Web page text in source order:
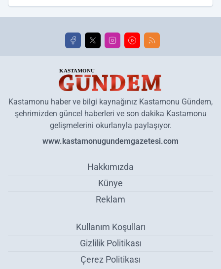
Kastamonu haber ve bilgi kaynağınız Kastamonu Gündem,
şehrimizden güncel haberleri ve son dakika Kastamonu
gelişmelerini okurlarıyla paylaşıyor.
www.kastamonugundemgazetesi.com
Hakkımızda
Künye
Reklam
Kullanım Koşulları
Gizlilik Politikası
Çerez Politikası